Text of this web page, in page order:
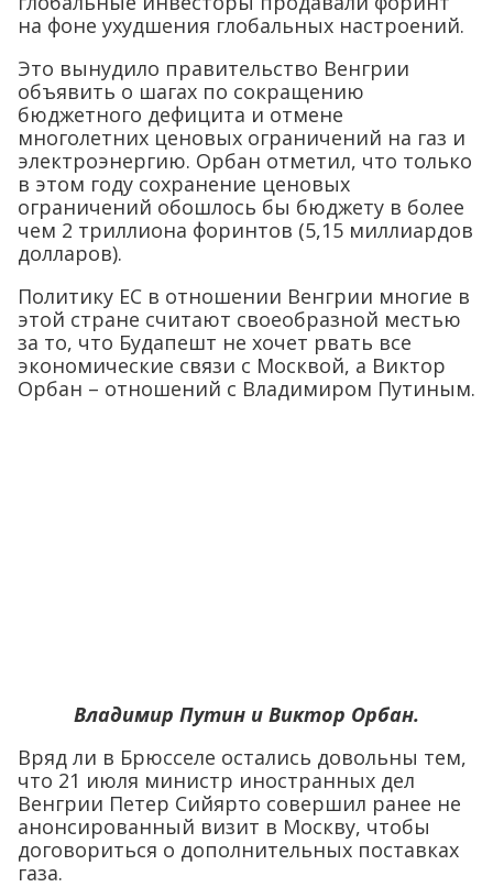
на фоне ухудшения глобальных настроений.
Это вынудило правительство Венгрии
объявить о шагах по сокращению
бюджетного дефицита и отмене
многолетних ценовых ограничений на газ и
электроэнергию. Орбан отметил, что только
в этом году сохранение ценовых
ограничений обошлось бы бюджету в более
чем 2 триллиона форинтов (5,15 миллиардов
долларов).
Политику ЕС в отношении Венгрии многие в
этой стране считают своеобразной местью
за то, что Будапешт не хочет рвать все
экономические связи с Москвой, а Виктор
Орбан – отношений с Владимиром Путиным.
Владимир Путин и Виктор Орбан.
Вряд ли в Брюсселе остались довольны тем,
что 21 июля министр иностранных дел
Венгрии Петер Сийярто совершил ранее не
анонсированный визит в Москву, чтобы
договориться о дополнительных поставках
газа.